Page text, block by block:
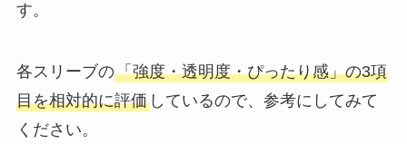
す。
各スリーブの「強度・透明度・ぴったり感」の3項
目を相対的に評価しているので、参考にしてみて
ください。